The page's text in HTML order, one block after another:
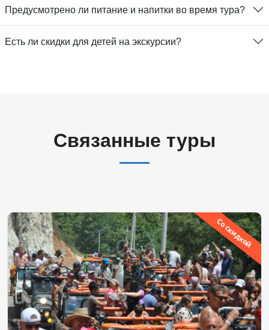
Предусмотрено ли питание и напитки во время тура?
Есть ли скидки для детей на экскурсии?
Связанные туры
Со скидкой